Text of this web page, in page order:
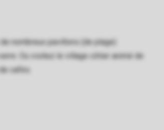
nombreux pavillons (de plage)
Ou visitez le village côtier animé de
cafés.